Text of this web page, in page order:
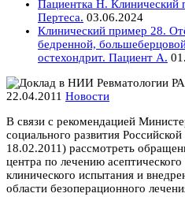
Пациентка Н. Клинический
Пертеса. 03.06.2024
Клинический пример 28.
бедренной,
остехондрит. Пациент А.
22.04.2011 Новости
В связи с рекомендацией
социального развития
18.02.2011) рассмотреть
центра по лечению
клинического испытания и
области безоперационного